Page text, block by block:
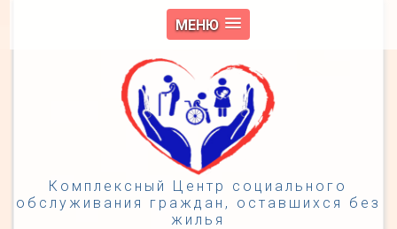
МЕНЮ
Комплексный Центр социального
обслуживания граждан, оставшихся без
жилья